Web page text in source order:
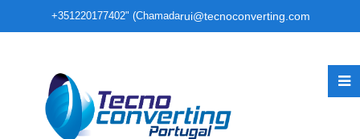
+351220177402" (Chamadarui@tecnoconverting.com